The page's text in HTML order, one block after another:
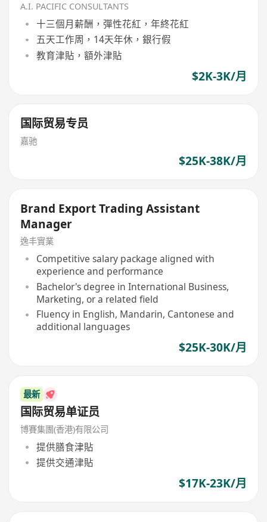
A.I. PACIFIC CONSULTANTS
十三個月薪酬，彈性花紅，年終花紅
五天工作周，14天年休，銀行假
教育津貼，額外津貼
$2K-3K/月
国际贸易专员
嘉驰
$25K-38K/月
Brand Export Trading Assistant
Manager
逸丰實業
Competitive salary package aligned with
experience and performance
Bachelor's degree in International Business,
Marketing, or a related field
Fluency in English, Mandarin, Cantonese and
additional languages
$25K-30K/月
最新
国际贸易单证员
博賽集團(香港)有限公司
提供膳食津貼
提供交通津貼
$17K-23K/月